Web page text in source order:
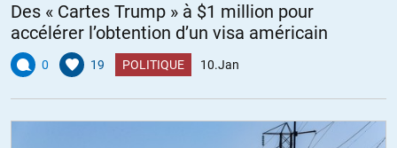
Des « Cartes Trump » à $1 million pour
accélérer l’obtention d’un visa américain
0 19 POLITIQUE 10.Jan